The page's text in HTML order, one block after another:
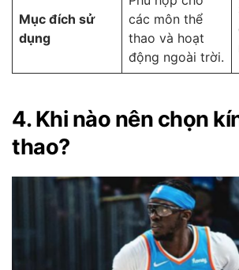
Mục đích sử
dụng
các môn thể
thao và hoạt
động ngoài trời.
4. Khi nào nên chọn
thao?